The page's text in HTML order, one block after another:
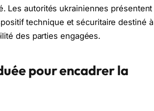
Les autorités ukrainiennes présentent
technique et sécuritaire destiné à
des parties engagées.
pour encadrer la